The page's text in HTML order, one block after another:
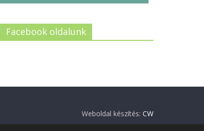
Facebook oldalunk
Weboldal készítés: CW